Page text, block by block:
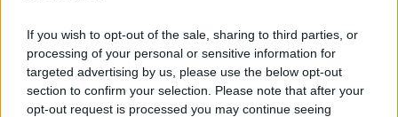
If you wish to opt-out of the sale, sharing to third parties, or
processing of your personal or sensitive information for
targeted advertising by us, please use the below opt-out
section to confirm your selection. Please note that after your
opt-out request is processed you may continue seeing